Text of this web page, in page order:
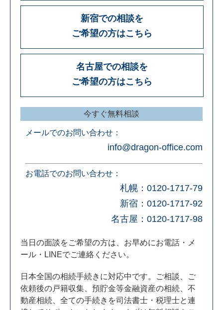
新宿での相談を
ご希望の方はこちら
名古屋での相談を
ご希望の方はこちら
今すぐ無料相談
メールでのお問い合わせ：
info@dragon-office.com
お電話でのお問い合わせ：
札幌： 0120-1717-79
新宿： 0120-1717-92
名古屋： 0120-1717-98
当日の面談をご希望の方は、お早めにお電話・メ
ール・LINEでご連絡ください。
日本全国の相続手続きに対応中です。ご相談、ご
依頼後の戸籍収集、預貯金等金融資産の相続、不
動産相続、全ての手続きを司法書士・税理士と連